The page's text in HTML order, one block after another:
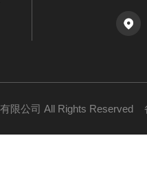
限公司 All Rights Reserved